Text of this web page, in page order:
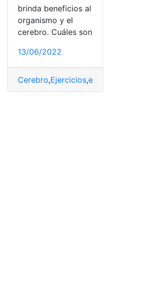
brinda beneficios al
organismo y el
cerebro. Cuáles son
13/06/2022
Cerebro,Ejercicios,ejercicios físicos